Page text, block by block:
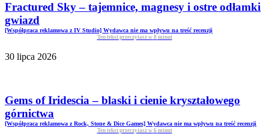
Fractured Sky – tajemnice, magnesy i ostre odłamki
gwiazd
[Współpraca reklamowa z IV Studio] Wydawca nie ma wpływu na treść recenzji
Ten tekst przeczytasz w 8 minut
30 lipca 2026
Gems of Iridescia – blaski i cienie kryształowego
górnictwa
[Współpraca reklamowa z Rock, Stone & Dice Games] Wydawca nie ma wpływu na treść recenzji
Ten tekst przeczytasz w 6 minut